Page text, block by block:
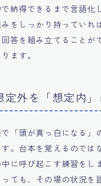
で納得できるまで言語化
をしっかり持っていれ
回答を組み立てることが
ます。
定外を「想定内」
「頭が真っ白になる」
す。台本を覚えるので
に呼び起こす練習をし
ても、その場の状況を